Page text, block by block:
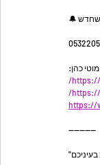
שחדש 🔔
כהן:
https://
https://
https://
----------
בעיניכם"